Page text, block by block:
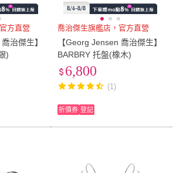
方直營
治傑生】
)
喬治傑生旗艦店，官方直營
【Georg Jensen 喬治傑生】
BARBRY 托盤(橡木)
6,800
(1)
折價券 登記